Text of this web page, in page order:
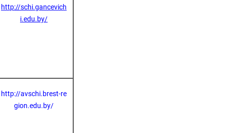
http://schi.gancevich
i.edu.by/
http://avschi.brest-re
gion.edu.by/